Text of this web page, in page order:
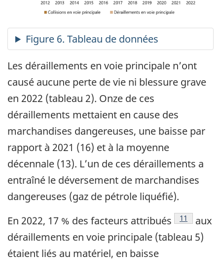
Les déraillements en voie principale n’ont
causé aucune perte de vie ni blessure grave
en 2022 (tableau 2). Onze de ces
déraillements mettaient en cause des
marchandises dangereuses, une baisse par
rapport à 2021 (16) et à la moyenne
décennale (13). L’un de ces déraillements a
entraîné le déversement de marchandises
dangereuses (gaz de pétrole liquéfié).
En 2022, 17 % des facteurs attribués
Note de
11
aux
déraillements en voie principale (tableau 5)
étaient liés au matériel, en baisse